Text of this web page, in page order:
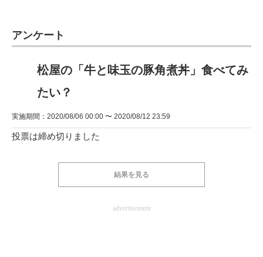
アンケート
松屋の「牛と味玉の豚角煮丼」食べてみ
たい？
実施期間：2020/08/06 00:00 〜 2020/08/12 23:59
投票は締め切りました
結果を見る
advertisement